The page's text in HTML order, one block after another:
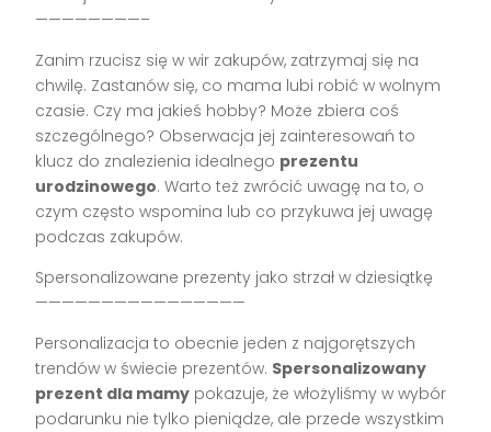
————————–
Zanim rzucisz się w wir zakupów, zatrzymaj się na
chwilę. Zastanów się, co mama lubi robić w wolnym
czasie. Czy ma jakieś hobby? Może zbiera coś
szczególnego? Obserwacja jej zainteresowań to
klucz do znalezienia idealnego prezentu
urodzinowego. Warto też zwrócić uwagę na to, o
czym często wspomina lub co przykuwa jej uwagę
podczas zakupów.
Spersonalizowane prezenty jako strzał w dziesiątkę
————————————————
Personalizacja to obecnie jeden z najgorętszych
trendów w świecie prezentów. Spersonalizowany
prezent dla mamy pokazuje, że włożyliśmy w wybór
podarunku nie tylko pieniądze, ale przede wszystkim